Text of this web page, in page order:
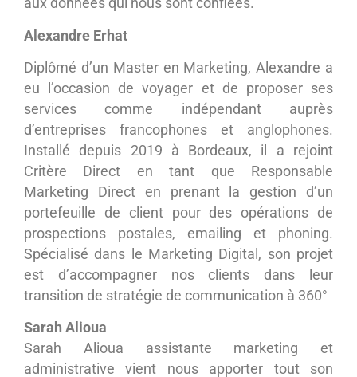
aux données qui nous sont confiées.
Alexandre Erhat
Diplômé d’un Master en Marketing, Alexandre a
eu l’occasion de voyager et de proposer ses
services comme indépendant auprès
d’entreprises francophones et anglophones.
Installé depuis 2019 à Bordeaux, il a rejoint
Critère Direct en tant que Responsable
Marketing Direct en prenant la gestion d’un
portefeuille de client pour des opérations de
prospections postales, emailing et phoning.
Spécialisé dans le Marketing Digital, son projet
est d’accompagner nos clients dans leur
transition de stratégie de communication à 360°
Sarah Alioua
Sarah Alioua assistante marketing et
administrative vient nous apporter tout son